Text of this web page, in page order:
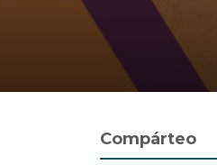
Compárteo